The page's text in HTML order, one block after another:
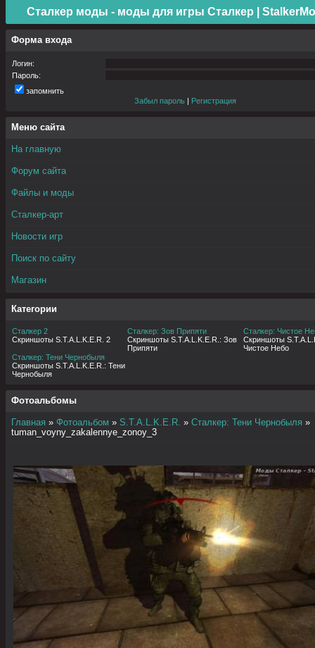
Сталкер моды - моды для игры Сталкер |
Форма входа
Логин:
Пароль:
запомнить
Забыл пароль | Регистрация
Меню сайта
На главную
Форум сайта
Файлы и моды
Сталкер-арт
Новости игр
Поиск по сайту
Магазин
Категории
Сталкер 2
Скриншоты S.T.A.L.K.E.R. 2
Сталкер: Зов Припяти
Скриншоты S.T.A.L.K.E.R.: Зов
Припяти
Сталкер: Чистое
Скриншоты
Чистое Небо
Сталкер: Тени Чернобыля
Скриншоты S.T.A.L.K.E.R.: Тени
Чернобыля
Фотоальбомы
Главная » Фотоальбом » S.T.A.L.K.E.R. » Сталкер: Тени Чернобыля »
tuman_voyny_zakalennye_zonoy_3